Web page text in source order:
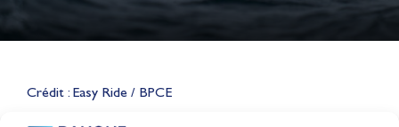
Crédit : Easy Ride / BPCE
Lauriane Nolot en or à Long
Jeux Olympiques 2028